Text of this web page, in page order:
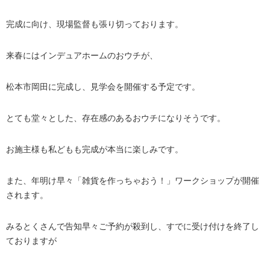
完成に向け、現場監督も張り切っております。
来春にはインデュアホームのおウチが、
松本市岡田に完成し、見学会を開催する予定です。
とても堂々とした、存在感のあるおウチになりそうです。
お施主様も私どもも完成が本当に楽しみです。
また、年明け早々「雑貨を作っちゃおう！」ワークショップが開催
されます。
みるとくさんで告知早々ご予約が殺到し、すでに受け付けを終了し
ておりますが